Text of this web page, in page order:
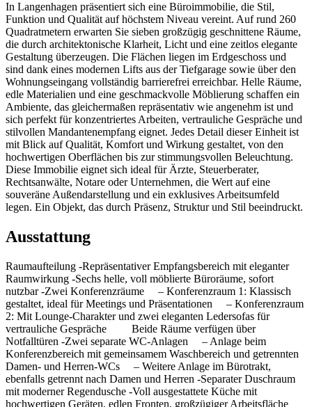
In Langenhagen präsentiert sich eine Büroimmobilie, die Stil,
Funktion und Qualität auf höchstem Niveau vereint. Auf rund 260
Quadratmetern erwarten Sie sieben großzügig geschnittene Räume,
die durch architektonische Klarheit, Licht und eine zeitlos elegante
Gestaltung überzeugen. Die Flächen liegen im Erdgeschoss und
sind dank eines modernen Lifts aus der Tiefgarage sowie über den
Wohnungseingang vollständig barrierefrei erreichbar. Helle Räume,
edle Materialien und eine geschmackvolle Möblierung schaffen ein
Ambiente, das gleichermaßen repräsentativ wie angenehm ist und
sich perfekt für konzentriertes Arbeiten, vertrauliche Gespräche und
stilvollen Mandantenempfang eignet. Jedes Detail dieser Einheit ist
mit Blick auf Qualität, Komfort und Wirkung gestaltet, von den
hochwertigen Oberflächen bis zur stimmungsvollen Beleuchtung.
Diese Immobilie eignet sich ideal für Ärzte, Steuerberater,
Rechtsanwälte, Notare oder Unternehmen, die Wert auf eine
souveräne Außendarstellung und ein exklusives Arbeitsumfeld
legen. Ein Objekt, das durch Präsenz, Struktur und Stil beeindruckt.
Ausstattung
Raumaufteilung -Repräsentativer Empfangsbereich mit eleganter
Raumwirkung -Sechs helle, voll möblierte Büroräume, sofort
nutzbar -Zwei Konferenzräume – Konferenzraum 1: Klassisch
gestaltet, ideal für Meetings und Präsentationen – Konferenzraum
2: Mit Lounge-Charakter und zwei eleganten Ledersofas für
vertrauliche Gespräche Beide Räume verfügen über
Notfalltüren -Zwei separate WC-Anlagen – Anlage beim
Konferenzbereich mit gemeinsamem Waschbereich und getrennten
Damen- und Herren-WCs – Weitere Anlage im Bürotrakt,
ebenfalls getrennt nach Damen und Herren -Separater Duschraum
mit moderner Regendusche -Voll ausgestattete Küche mit
hochwertigen Geräten, edlen Fronten, großzügiger Arbeitsfläche